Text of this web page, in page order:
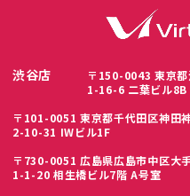
渋谷店
〒150-0043 東京
1-16-6 二葉ビル8B
〒101-0051 東京都千代田区神田
2-10-31 IWビル1F
〒730-0051 広島県広島市中区大
1-1-20 相生橋ビル7階 A号室